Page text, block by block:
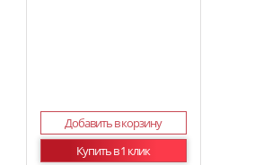
Добавить в корзину
Купить в 1 клик